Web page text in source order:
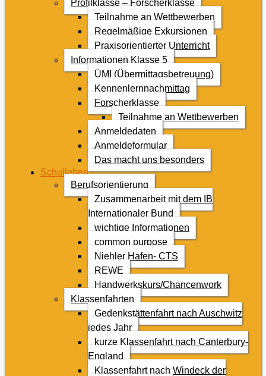
Profilklasse – Forscherklasse
Teilnahme an Wettbewerben
Regelmäßige Exkursionen
Praxisorientierter Unterricht
Informationen Klasse 5
ÜMI (Übermittagsbetreuung)
Kennenlernnachmittag
Forscherklasse
Teilnahme an Wettbewerben
Anmeldedaten
Anmeldeformular
Das macht uns besonders
Schulleben
Berufsorientierung
Zusammenarbeit mit dem IB
Internationaler Bund
wichtige Informationen
common purpose
Niehler Hafen- CTS
REWE
Handwerkskurs/Chancenwork
Klassenfahrten
Gedenkstättenfahrt nach Auschwitz
jedes Jahr
kurze Klassenfahrt nach Canterbury-
England
Klassenfahrt nach Windeck der